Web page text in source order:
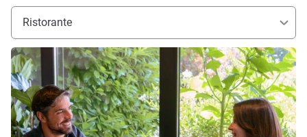
Ristorante
Visualizza dettagli